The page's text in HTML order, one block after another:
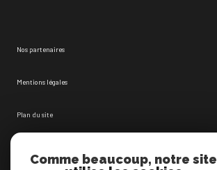
Nos partenaires
Mentions légales
Plan du site
Comme beaucoup, notre site